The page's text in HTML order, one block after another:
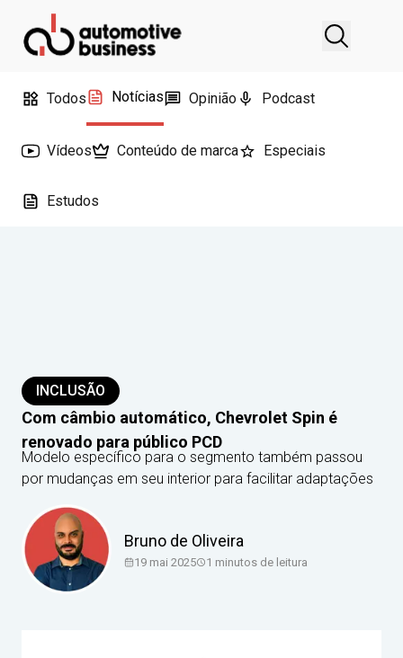
Todos Notícias Opinião Podcast
Vídeos Conteúdo de marca Especiais
Estudos
INCLUSÃO
Com câmbio automático, Chevrolet Spin é
renovado para público PCD
Modelo específico para o segmento também passou
por mudanças em seu interior para facilitar adaptações
Bruno de Oliveira
19 mai 2025 1 minutos de leitura